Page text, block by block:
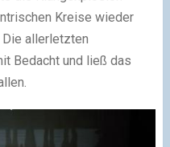
Kreise wieder
Die allerletzten
Bedacht und ließ das